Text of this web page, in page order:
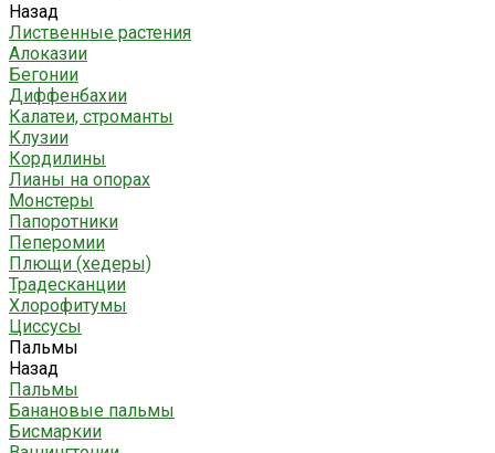
Назад
Лиственные растения
Алоказии
Бегонии
Диффенбахии
Калатеи, строманты
Клузии
Кордилины
Лианы на опорах
Монстеры
Папоротники
Пеперомии
Плющи (хедеры)
Традесканции
Хлорофитумы
Циссусы
Пальмы
Назад
Пальмы
Банановые пальмы
Бисмаркии